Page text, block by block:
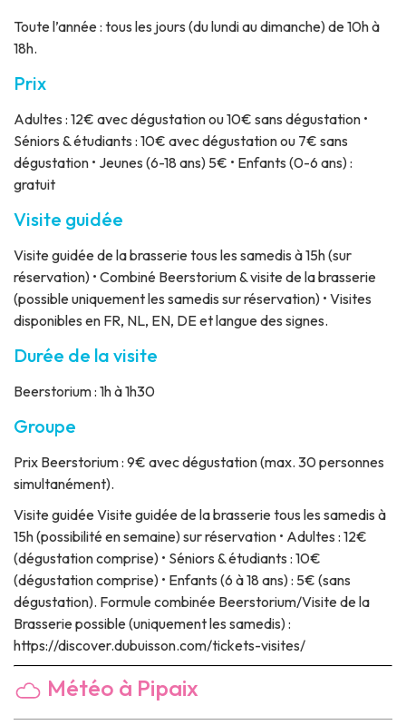
Toute l’année : tous les jours (du lundi au dimanche) de 10h à
18h.
Prix
Adultes : 12€ avec dégustation ou 10€ sans dégustation •
Séniors & étudiants : 10€ avec dégustation ou 7€ sans
dégustation • Jeunes (6-18 ans) 5€ • Enfants (0-6 ans) :
gratuit
Visite guidée
Visite guidée de la brasserie tous les samedis à 15h (sur
réservation) • Combiné Beerstorium & visite de la brasserie
(possible uniquement les samedis sur réservation) • Visites
disponibles en FR, NL, EN, DE et langue des signes.
Durée de la visite
Beerstorium : 1h à 1h30
Groupe
Prix Beerstorium : 9€ avec dégustation (max. 30 personnes
simultanément).
Visite guidéeVisite guidée de la brasserie tous les samedis à
15h (possibilité en semaine) sur réservation • Adultes : 12€
(dégustation comprise) • Séniors & étudiants : 10€
(dégustation comprise) • Enfants (6 à 18 ans) : 5€ (sans
dégustation). Formule combinée Beerstorium/Visite de la
Brasserie possible (uniquement les samedis) :
https://discover.dubuisson.com/tickets-visites/
Météo à Pipaix